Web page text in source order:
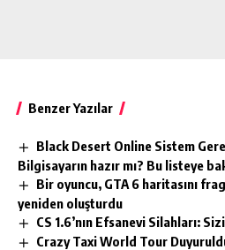
Benzer Yazılar
Black Desert Online Sistem
Bilgisayarın hazır mı? Bu listeye
Bir oyuncu, GTA 6 haritasını
yeniden oluşturdu
CS 1.6’nın Efsanevi Silahları:
Crazy Taxi World Tour